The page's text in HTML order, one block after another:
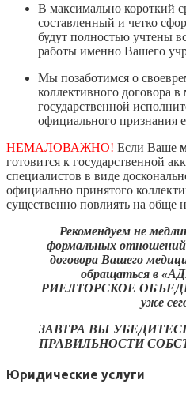
В максимально короткий
составленный и четко
будут полностью учтены
работы именно Вашего
Мы позаботимся о
коллективного договора
государственной
официального признания
НЕМАЛОВАЖНО! Если Ваше
готовится к государственной
специалистов в виде
официально принятого
существенно повлиять на обще
Рекомендуем не
формальных отношений
договора Вашего
обращаться в
РИЕЛТОРСКОЕ
уже
ЗАВТРА ВЫ
ПРАВИЛЬНОСТИ
Юридические услуги